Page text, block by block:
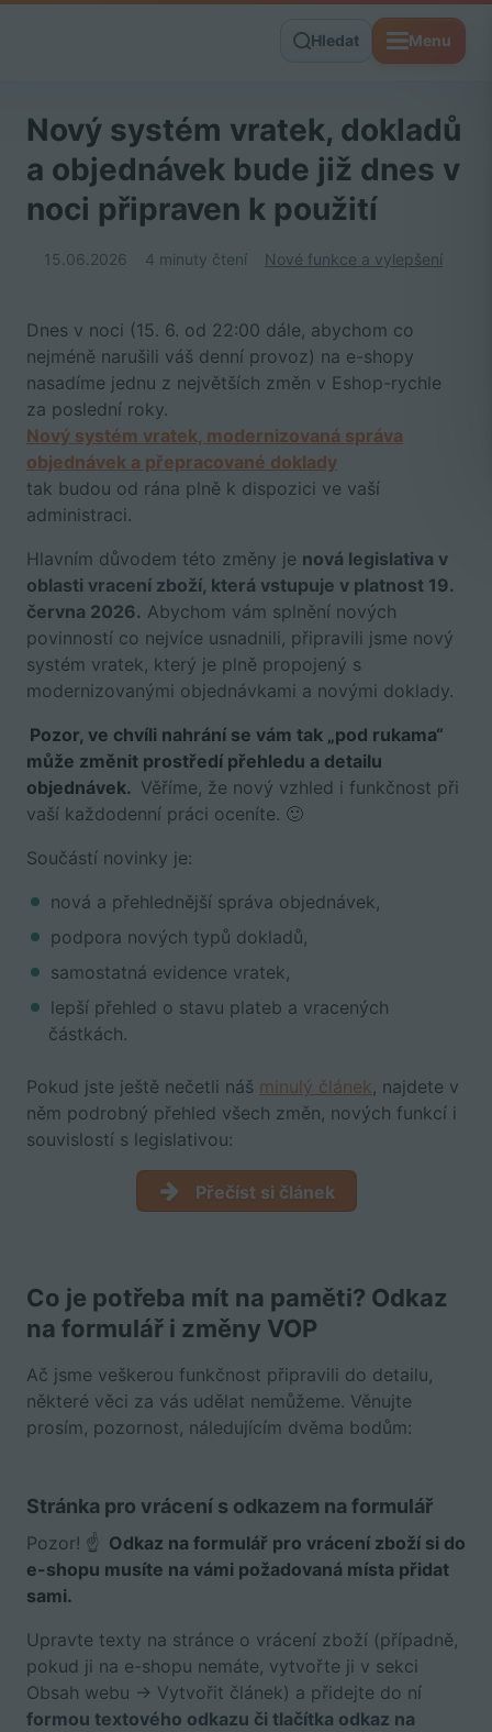
Hledat Menu
Nový systém vratek, dokladů
a objednávek bude již dnes v
noci připraven k použití
15.06.2026 4 minuty čtení Nové funkce a vylepšení
Dnes v noci (15. 6. od 22:00 dále, abychom co
nejméně narušili váš denní provoz) na e-shopy
nasadíme jednu z největších změn v Eshop-rychle
za poslední roky.
Nový systém vratek, modernizovaná správa
objednávek a přepracované doklady
tak budou od rána plně k dispozici ve vaší
administraci.
Hlavním důvodem této změny je nová legislativa v
oblasti vracení zboží, která vstupuje v platnost 19.
června 2026. Abychom vám splnění nových
povinností co nejvíce usnadnili, připravili jsme nový
systém vratek, který je plně propojený s
modernizovanými objednávkami a novými doklady.
Pozor, ve chvíli nahrání se vám tak „pod rukama“
může změnit prostředí přehledu a detailu
objednávek. Věříme, že nový vzhled i funkčnost při
vaší každodenní práci oceníte. 🙂
Součástí novinky je:
nová a přehlednější správa objednávek,
podpora nových typů dokladů,
samostatná evidence vratek,
lepší přehled o stavu plateb a vracených
částkách.
Pokud jste ještě nečetli náš minulý článek, najdete v
něm podrobný přehled všech změn, nových funkcí i
souvislostí s legislativou:
Přečíst si článek
Co je potřeba mít na paměti? Odkaz
na formulář i změny VOP
Ač jsme veškerou funkčnost připravili do detailu,
některé věci za vás udělat nemůžeme. Věnujte
prosím, pozornost, náledujícím dvěma bodům:
Stránka pro vrácení s odkazem na formulář
Pozor! ☝️ Odkaz na formulář pro vrácení zboží si do
e-shopu musíte na vámi požadovaná místa přidat
sami.
Upravte texty na stránce o vrácení zboží (případně,
pokud ji na e-shopu nemáte, vytvořte ji v sekci
Obsah webu → Vytvořit článek) a přidejte do ní
formou textového odkazu či tlačítka odkaz na